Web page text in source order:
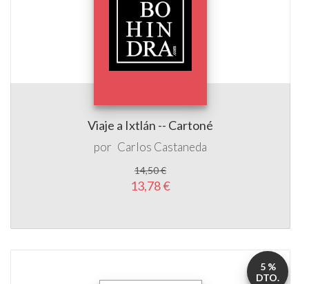
Viaje a Ixtlán -- Cartoné
por Carlos Castaneda
14,50 €
13,78 €
5 %
DTO.